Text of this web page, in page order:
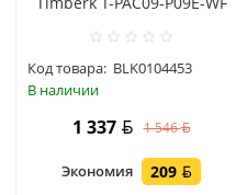
Код товара: BLK0104453
В наличии
1 337 1 546
Экономия 209